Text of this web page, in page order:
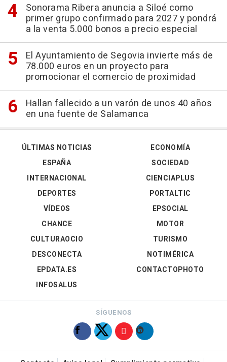
Sonorama Ribera anuncia a Siloé como
primer grupo confirmado para 2027 y pondrá
a la venta 5.000 bonos a precio especial
El Ayuntamiento de Segovia invierte más de
78.000 euros en un proyecto para
promocionar el comercio de proximidad
Hallan fallecido a un varón de unos 40 años
en una fuente de Salamanca
ÚLTIMAS NOTICIAS
ESPAÑA
INTERNACIONAL
DEPORTES
VÍDEOS
ECONOMÍA
SOCIEDAD
CIENCIAPLUS
PORTALTIC
EPSOCIAL
CHANCE
CULTURAOCIO
DESCONECTA
EPDATA.ES
INFOSALUS
MOTOR
TURISMO
NOTIMÉRICA
CONTACTOPHOTO
SÍGUENOS